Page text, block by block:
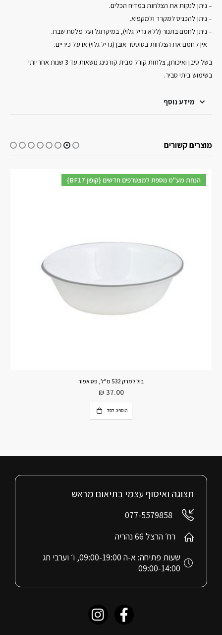
– ניתן לנקות את הצלחות במדיח הכלים.
– ניתן להכניס למקרר ולמקפיא.
– ניתן לחמם בתנור (ללא גריל גלוי), במיקרוגל ועל פלטת שבת.
– אין לחמם את הצלחות בטוסטר אובן (גריל גלוי) או על כיריים.
בשל טיבן ואיכותן, צלחות קורל מבית קורנינג נושאות עד 3 שנות אחריות!
בשימוש ביתי סביר.
מידע נוסף
מוצרים קשורים
{BF17 קופון} הנחת מע"מ נוספת למצטרפים חדשים
בול למרק 532 מ”ל, פס אפור
₪ 37.00
הוספה לסל
תצוגה ואיסוף עצמי בתיאום מראש
077-5579858
רח׳ הרצל 66 נהריה
שעות פתיחה: א-ה 09:00-19:00, ו׳ וערבי חג
09:00-14:00